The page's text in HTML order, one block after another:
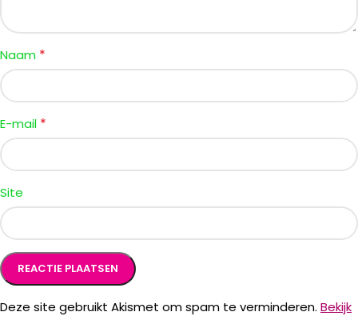
Naam *
E-mail *
Site
Deze site gebruikt Akismet om spam te verminderen. Bekijk